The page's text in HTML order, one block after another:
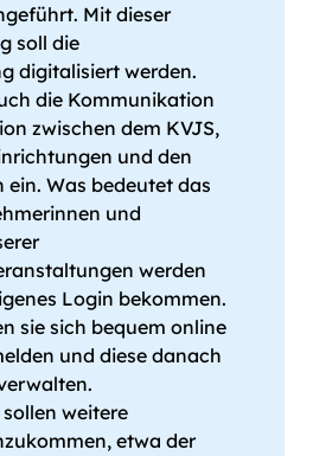
Mit dieser
soll die
digitalisiert werden.
die Kommunikation
zwischen dem KVJS,
und den
ein. Was bedeutet das
und
werden
Login bekommen.
sie sich bequem online
und diese danach
weitere
etwa der